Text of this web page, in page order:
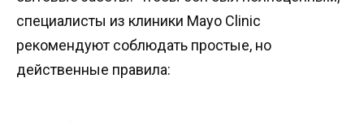
специалисты из клиники Mayo Clinic
рекомендуют соблюдать простые, но
действенные правила: